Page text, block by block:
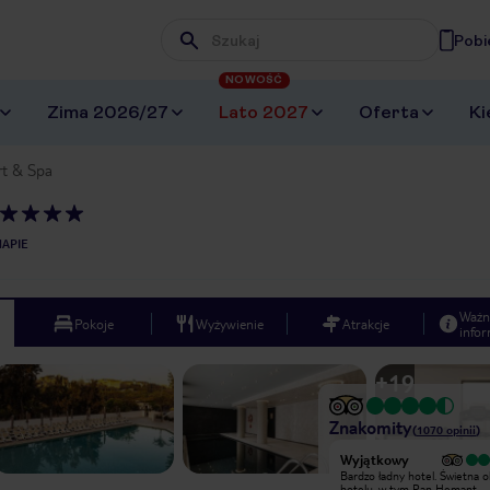
Wpisz frazę, której szukasz
Zima 2026/27 Lato 2027
NOWOŚĆ
Oferta
& Spa
Pokoje Wyżywienie Atrakcje
+19
Znakomity(1070 opinii)
Bardzo dobry
W hotelu spędziłem wraz z rodziną
Wyjątkowy
Bardzo ładny hotel. Świetna